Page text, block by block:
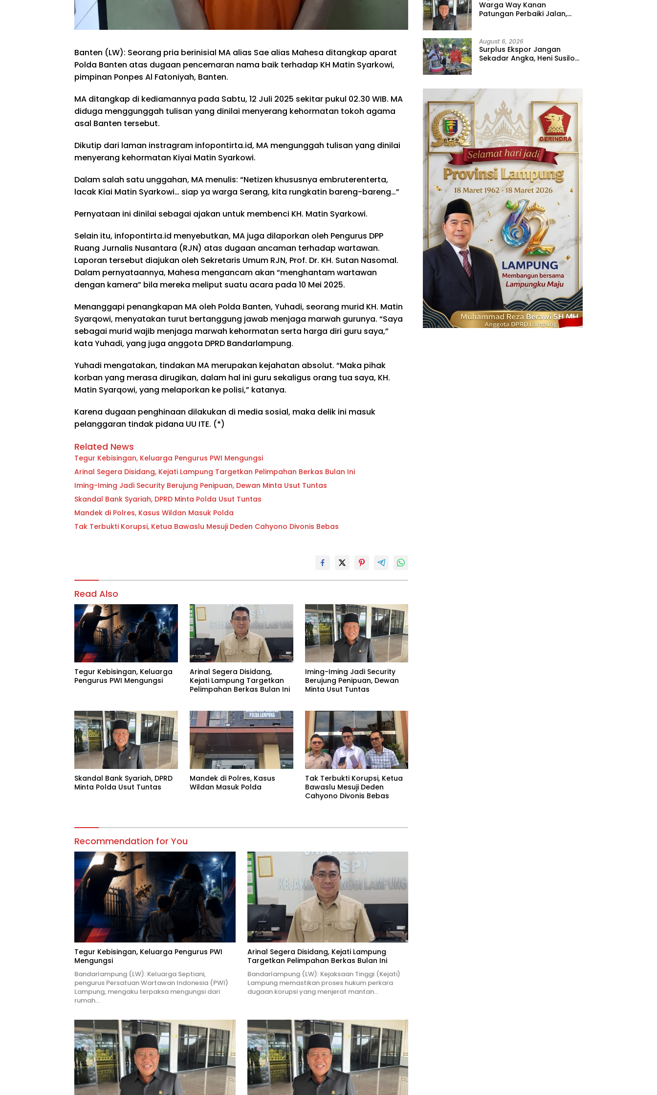
Banten (LW): Seorang pria berinisial MA alias Sae alias Mahesa ditangkap aparat
Polda Banten atas dugaan pencemaran nama baik terhadap KH Matin Syarkowi,
pimpinan Ponpes Al Fatoniyah, Banten.
MA ditangkap di kediamannya pada Sabtu, 12 Juli 2025 sekitar pukul 02.30 WIB. MA
diduga menggunggah tulisan yang dinilai menyerang kehormatan tokoh agama
asal Banten tersebut.
Dikutip dari laman instragram infopontirta.id, MA mengunggah tulisan yang dinilai
menyerang kehormatan Kiyai Matin Syarkowi.
Dalam salah satu unggahan, MA menulis: “Netizen khususnya embruterenterta,
lacak Kiai Matin Syarkowi… siap ya warga Serang, kita rungkatin bareng-bareng…”
Pernyataan ini dinilai sebagai ajakan untuk membenci KH. Matin Syarkowi.
Selain itu, infopontirta.id menyebutkan, MA juga dilaporkan oleh Pengurus DPP
Ruang Jurnalis Nusantara (RJN) atas dugaan ancaman terhadap wartawan.
Laporan tersebut diajukan oleh Sekretaris Umum RJN, Prof. Dr. KH. Sutan Nasomal.
Dalam pernyataannya, Mahesa mengancam akan “menghantam wartawan
dengan kamera” bila mereka meliput suatu acara pada 10 Mei 2025.
Menanggapi penangkapan MA oleh Polda Banten, Yuhadi, seorang murid KH. Matin
Syarqowi, menyatakan turut bertanggung jawab menjaga marwah gurunya. “Saya
sebagai murid wajib menjaga marwah kehormatan serta harga diri guru saya,”
kata Yuhadi, yang juga anggota DPRD Bandarlampung.
Yuhadi mengatakan, tindakan MA merupakan kejahatan absolut. “Maka pihak
korban yang merasa dirugikan, dalam hal ini guru sekaligus orang tua saya, KH.
Matin Syarqowi, yang melaporkan ke polisi,” katanya.
Karena dugaan penghinaan dilakukan di media sosial, maka delik ini masuk
pelanggaran tindak pidana UU ITE. (*)
Related News
Tegur Kebisingan, Keluarga Pengurus PWI Mengungsi
Arinal Segera Disidang, Kejati Lampung Targetkan Pelimpahan Berkas Bulan Ini
Iming-Iming Jadi Security Berujung Penipuan, Dewan Minta Usut Tuntas
Skandal Bank Syariah, DPRD Minta Polda Usut Tuntas
Mandek di Polres, Kasus Wildan Masuk Polda
Tak Terbukti Korupsi, Ketua Bawaslu Mesuji Deden Cahyono Divonis Bebas
Read Also
Tegur Kebisingan, Keluarga
Pengurus PWI Mengungsi
Arinal Segera Disidang,
Kejati Lampung Targetkan
Pelimpahan Berkas Bulan Ini
Iming-Iming Jadi Security
Berujung Penipuan, Dewan
Minta Usut Tuntas
Skandal Bank Syariah, DPRD
Minta Polda Usut Tuntas
Mandek di Polres, Kasus
Wildan Masuk Polda
Tak Terbukti Korupsi, Ketua
Bawaslu Mesuji Deden
Cahyono Divonis Bebas
Recommendation for You
Tegur Kebisingan, Keluarga Pengurus PWI
Mengungsi
Bandarlampung (LW): Keluarga Septiani,
pengurus Persatuan Wartawan Indonesia (PWI)
Lampung, mengaku terpaksa mengungsi dari
rumah…
Arinal Segera Disidang, Kejati Lampung
Targetkan Pelimpahan Berkas Bulan Ini
Bandarlampung (LW): Kejaksaan Tinggi (Kejati)
Lampung memastikan proses hukum perkara
dugaan korupsi yang menjerat mantan…
Warga Way Kanan
Patungan Perbaiki Jalan,
August 6, 2026
Surplus Ekspor Jangan
Sekadar Angka, Heni Susilo